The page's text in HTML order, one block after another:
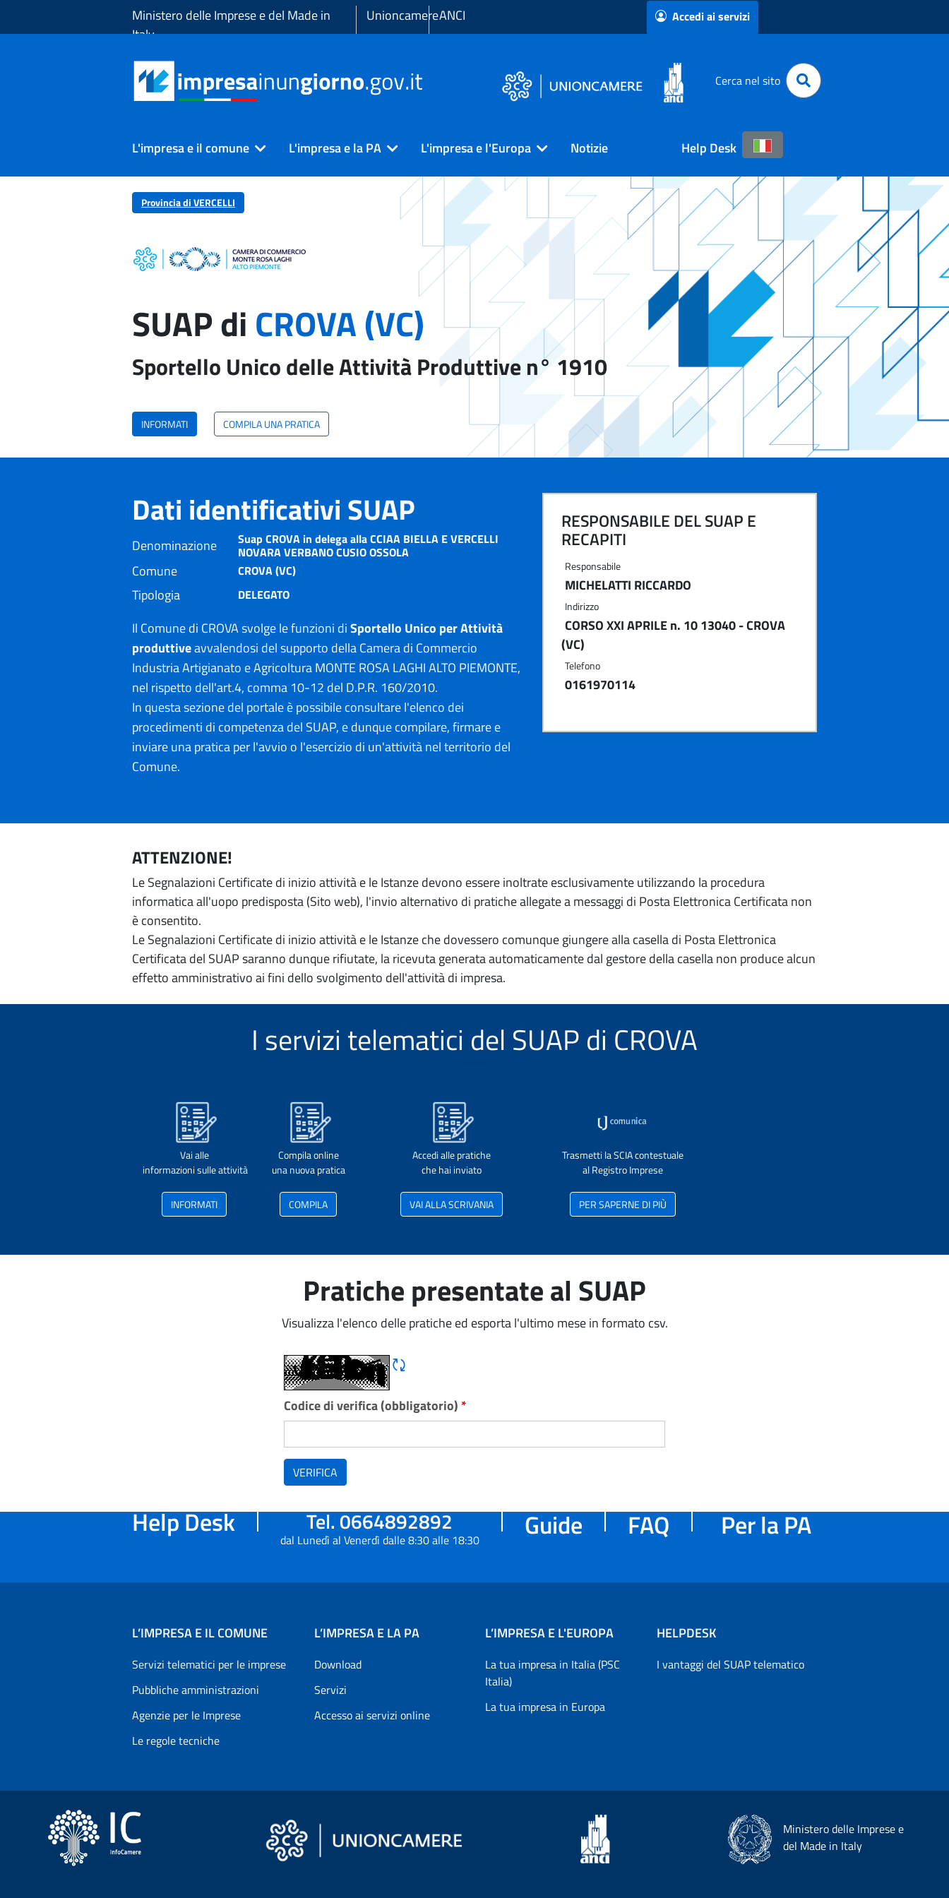
Ministero delle Imprese e del Made in
Italy
UnioncamereANCI Accedi ai servizi
Cerca nel sito
L'impresa e il comune L'impresa e la PA L'impresa e l'Europa Notizie Help Desk
Provincia di VERCELLI
SUAP di CROVA (VC)
Sportello Unico delle Attività Produttive n° 1910
INFORMATI COMPILA UNA PRATICA
Dati identificativi SUAP
Denominazione Suap CROVA in delega alla CCIAA BIELLA E VERCELLI
NOVARA VERBANO CUSIO OSSOLA
Comune CROVA (VC)
Tipologia DELEGATO
Il Comune di CROVA svolge le funzioni diSportello Unico per Attività
produttiveavvalendosi del supporto della Camera di Commercio
Industria Artigianato e Agricoltura MONTE ROSA LAGHI ALTO PIEMONTE,
nel rispetto dell'art.4, comma 10-12 del D.P.R. 160/2010.
In questa sezione del portale è possibile consultare l'elenco dei
procedimenti di competenza del SUAP, e dunque compilare, firmare e
inviare una pratica per l'avvio o l'esercizio di un'attività nel territorio del
Comune.
RESPONSABILE DEL SUAP E
RECAPITI
Responsabile
MICHELATTI RICCARDO
Indirizzo
CORSO XXI APRILE n. 10 13040 - CROVA
(VC)
Telefono
0161970114
ATTENZIONE!
Le Segnalazioni Certificate di inizio attività e le Istanze devono essere inoltrate esclusivamente utilizzando la procedura
informatica all'uopo predisposta (Sito web), l'invio alternativo di pratiche allegate a messaggi di Posta Elettronica Certificata non
è consentito.
Le Segnalazioni Certificate di inizio attività e le Istanze che dovessero comunque giungere alla casella di Posta Elettronica
Certificata del SUAP saranno dunque rifiutate, la ricevuta generata automaticamente dal gestore della casella non produce alcun
effetto amministrativo ai fini dello svolgimento dell'attività di impresa.
I servizi telematici del SUAP di CROVA
Vai alle
informazioni sulle attività
INFORMATI
Compila online
una nuova pratica
COMPILA
Accedi alle pratiche
che hai inviato
VAI ALLA SCRIVANIA
Trasmetti la SCIA contestuale
al Registro Imprese
PER SAPERNE DI PIÙ
Pratiche presentate al SUAP
Visualizza l'elenco delle pratiche ed esporta l'ultimo mese in formato csv.
Rigene CAPTCHA
Codice di verifica (obbligatorio) *
VERIFICA
Help Desk Tel. 0664892892
dal Lunedì al Venerdì dalle 8:30 alle 18:30 Guide FAQ Per la PA
L’IMPRESA E IL COMUNE
Servizi telematici per le imprese
Pubbliche amministrazioni
Agenzie per le Imprese
Le regole tecniche
L’IMPRESA E LA PA
Download
Servizi
Accesso ai servizi online
L’IMPRESA E L'EUROPA
La tua impresa in Italia (PSC
Italia)
La tua impresa in Europa
HELPDESK
I vantaggi del SUAP telematico
Ministero delle Imprese e
del Made in Italy